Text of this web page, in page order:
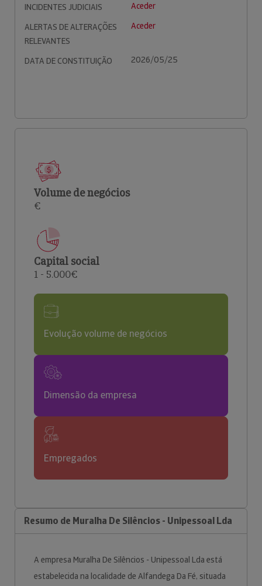
INCIDENTES JUDICIAIS
Aceder
ALERTAS DE ALTERAÇÕES
RELEVANTES
Aceder
DATA DE CONSTITUIÇÃO 2026/05/25
Volume de negócios
€
Capital social
1 - 5.000€
Evolução volume de negócios
Dimensão da empresa
Empregados
Resumo de Muralha De Silêncios - Unipessoal Lda
A empresa Muralha De Silêncios - Unipessoal Lda está
estabelecida na localidade de Alfandega Da Fé, situada